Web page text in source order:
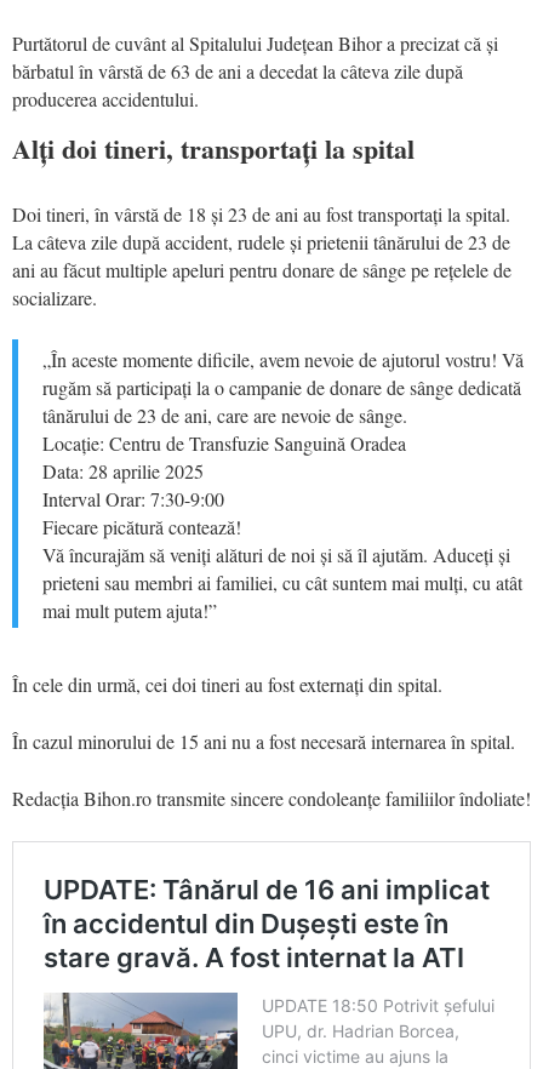
Purtătorul de cuvânt al Spitalului Județean Bihor a precizat că și
bărbatul în vârstă de 63 de ani a decedat la câteva zile după
producerea accidentului.
Alți doi tineri, transportați la spital
Doi tineri, în vârstă de 18 și 23 de ani au fost transportați la spital.
La câteva zile după accident, rudele și prietenii tânărului de 23 de
ani au făcut multiple apeluri pentru donare de sânge pe rețelele de
socializare.
„În aceste momente dificile, avem nevoie de ajutorul vostru! Vă
rugăm să participați la o campanie de donare de sânge dedicată
tânărului de 23 de ani, care are nevoie de sânge.
Locație: Centru de Transfuzie Sanguină Oradea
Data: 28 aprilie 2025
Interval Orar: 7:30-9:00
Fiecare picătură contează!
Vă încurajăm să veniți alături de noi și să îl ajutăm. Aduceți și
prieteni sau membri ai familiei, cu cât suntem mai mulți, cu atât
mai mult putem ajuta!”
În cele din urmă, cei doi tineri au fost externați din spital.
În cazul minorului de 15 ani nu a fost necesară internarea în spital.
Redacția Bihon.ro transmite sincere condoleanțe familiilor îndoliate!